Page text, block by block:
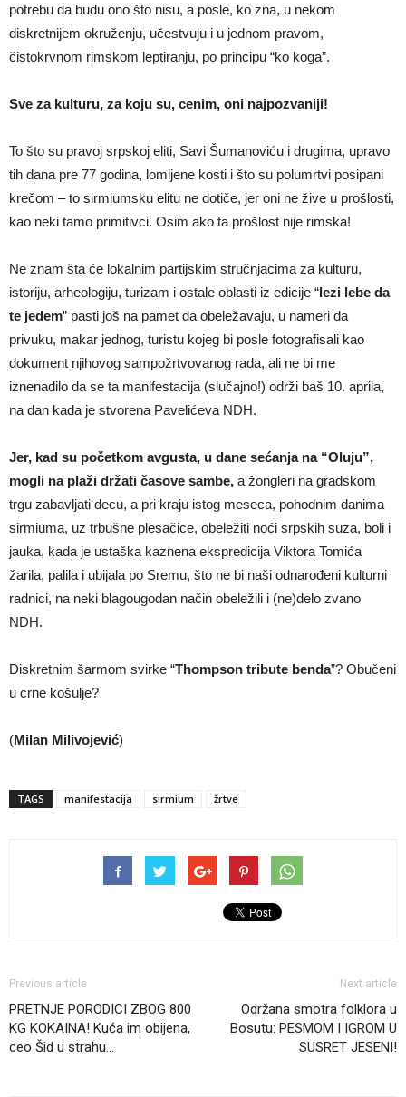
potrebu da budu ono što nisu, a posle, ko zna, u nekom
diskretnijem okruženju, učestvuju i u jednom pravom,
čistokrvnom rimskom leptiranju, po principu “ko koga”.
Sve za kulturu, za koju su, cenim, oni najpozvaniji!
To što su pravoj srpskoj eliti, Savi Šumanoviću i drugima, upravo
tih dana pre 77 godina, lomljene kosti i što su polumrtvi posipani
krečom – to sirmiumsku elitu ne dotiče, jer oni ne žive u prošlosti,
kao neki tamo primitivci. Osim ako ta prošlost nije rimska!
Ne znam šta će lokalnim partijskim stručnjacima za kulturu,
istoriju, arheologiju, turizam i ostale oblasti iz edicije “lezi lebe da
te jedem” pasti još na pamet da obeležavaju, u nameri da
privuku, makar jednog, turistu kojeg bi posle fotografisali kao
dokument njihovog sampožrtvovanog rada, ali ne bi me
iznenadilo da se ta manifestacija (slučajno!) održi baš 10. aprila,
na dan kada je stvorena Pavelićeva NDH.
Jer, kad su početkom avgusta, u dane sećanja na “Oluju”,
mogli na plaži držati časove sambe, a žongleri na gradskom
trgu zabavljati decu, a pri kraju istog meseca, pohodnim danima
sirmiuma, uz trbušne plesačice, obeležiti noći srpskih suza, boli i
jauka, kada je ustaška kaznena ekspredicija Viktora Tomića
žarila, palila i ubijala po Sremu, što ne bi naši odnarođeni kulturni
radnici, na neki blagougodan način obeležili i (ne)delo zvano
NDH.
Diskretnim šarmom svirke “Thompson tribute benda”? Obučeni
u crne košulje?
(Milan Milivojević)
TAGS manifestacija sirmium žrtve
Previous article
PRETNJE PORODICI ZBOG 800
KG KOKAINA! Kuća im obijena,
ceo Šid u strahu…
Next article
Održana smotra folklora u
Bosutu: PESMOM I IGROM U
SUSRET JESENI!